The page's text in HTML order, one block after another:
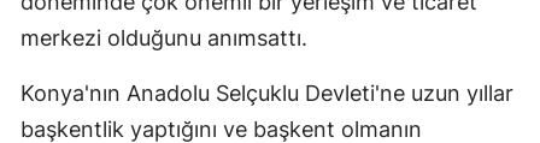
Şırnak
merkezi olduğunu anımsattı.
Konya'nın Anadolu Selçuklu Devleti'ne uzun yıllar
başkentlik yaptığını ve başkent olmanın